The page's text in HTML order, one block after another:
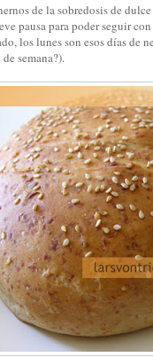
de la sobredosis de
pausa para poder seguir
los lunes son esos días de
semana?).